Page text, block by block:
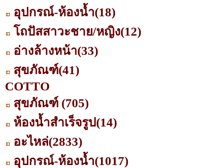
อุปกรณ์-ห้องน้ำ(18)
โถปัสสาวะชาย/หญิง(12)
อ่างล้างหน้า(33)
สุขภัณฑ์(41)
COTTO
สุขภัณฑ์ (705)
ห้องน้ำสำเร็จรูป(14)
อะไหล่(2833)
อุปกรณ์-ห้องน้ำ(1017)